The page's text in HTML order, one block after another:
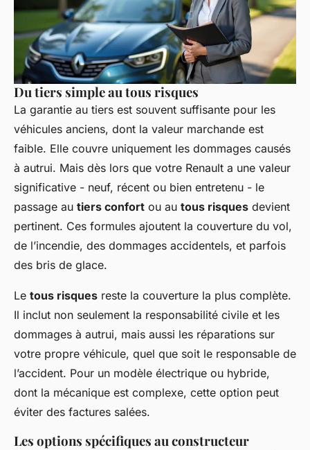
Du tiers simple au tous risques
La garantie au tiers est souvent suffisante pour les
véhicules anciens, dont la valeur marchande est
faible. Elle couvre uniquement les dommages causés
à autrui. Mais dès lors que votre Renault a une valeur
significative - neuf, récent ou bien entretenu - le
passage au tiers confort ou au tous risques devient
pertinent. Ces formules ajoutent la couverture du vol,
de l’incendie, des dommages accidentels, et parfois
des bris de glace.
Le tous risques reste la couverture la plus complète.
Il inclut non seulement la responsabilité civile et les
dommages à autrui, mais aussi les réparations sur
votre propre véhicule, quel que soit le responsable de
l’accident. Pour un modèle électrique ou hybride,
dont la mécanique est complexe, cette option peut
éviter des factures salées.
Les options spécifiques au constructeur